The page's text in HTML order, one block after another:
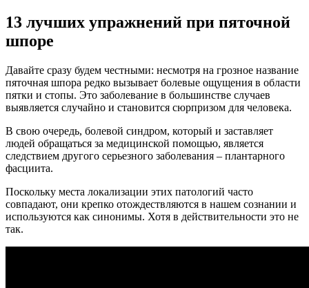
13 лучших упражнений при пяточной
шпоре
Давайте сразу будем честными: несмотря на грозное название
пяточная шпора редко вызывает болевые ощущения в области
пятки и стопы. Это заболевание в большинстве случаев
выявляется случайно и становится сюрпризом для человека.
В свою очередь, болевой синдром, который и заставляет
людей обращаться за медицинской помощью, является
следствием другого серьезного заболевания – плантарного
фасциита.
Поскольку места локализации этих патологий часто
совпадают, они крепко отождествляются в нашем сознании и
используются как синонимы. Хотя в действительности это не
так.